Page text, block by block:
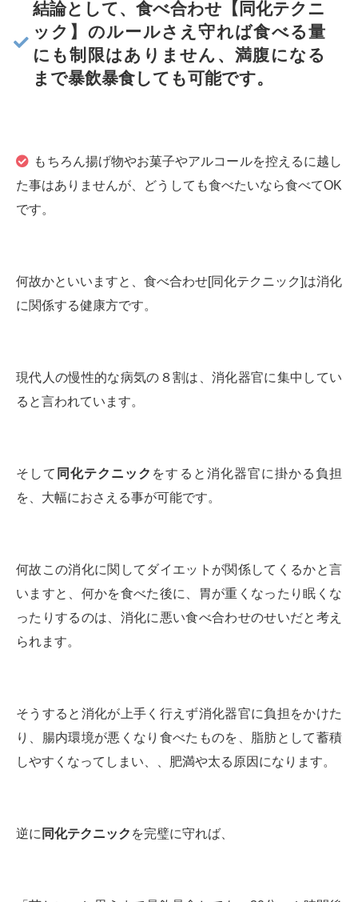
結論として、食べ合わせ【同化テクニ
ック】のルールさえ守れば食べる量
にも制限はありません、満腹になる
まで暴飲暴食しても可能です。
もちろん揚げ物やお菓子やアルコールを控えるに越し
た事はありませんが、どうしても食べたいなら食べてOK
です。
何故かといいますと、食べ合わせ[同化テクニック]は消化
に関係する健康方です。
現代人の慢性的な病気の８割は、消化器官に集中してい
ると言われています。
そして 同化テクニック をすると消化器官に掛かる負担
を、大幅におさえる事が可能です。
何故この消化に関してダイエットが関係してくるかと言
いますと、何かを食べた後に、胃が重くなったり眠くな
ったりするのは、消化に悪い食べ合わせのせいだと考え
られます。
そうすると消化が上手く行えず消化器官に負担をかけた
り、腸内環境が悪くなり食べたものを、脂肪として蓄積
しやすくなってしまい、、肥満や太る原因になります。
逆に 同化テクニック を完璧に守れば、